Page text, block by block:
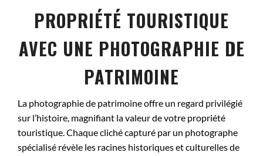
PROPRIÉTÉ TOURISTIQUE
AVEC UNE PHOTOGRAPHIE DE
PATRIMOINE
La photographie de patrimoine offre un regard privilégié
sur l’histoire, magnifiant la valeur de votre propriété
touristique. Chaque cliché capturé par un photographe
spécialisé révèle les racines historiques et culturelles de